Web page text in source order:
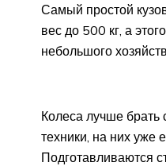
Самый простой
вес до 500 кг, а
небольшого
Колеса лучше брать
техники, на них уже
Подготавливаются